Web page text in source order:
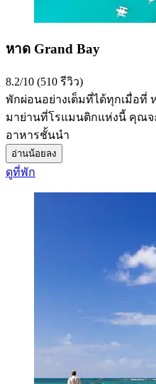
หาด Grand Bay
8.2/10 (510 รีวิว)
พักผ่อนอย่างเต็มที่ได้ทุกเมื่อที่ ห
มาย่านที่โรแมนติกแห่งนี้ คุณจ
อาหารชั้นนำ
อ่านน้อยลง
ดูที่พัก